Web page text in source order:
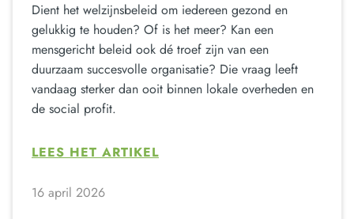
Dient het welzijnsbeleid om iedereen gezond en
gelukkig te houden? Of is het meer? Kan een
mensgericht beleid ook dé troef zijn van een
duurzaam succesvolle organisatie? Die vraag leeft
vandaag sterker dan ooit binnen lokale overheden en
de social profit.
LEES HET ARTIKEL
16 april 2026